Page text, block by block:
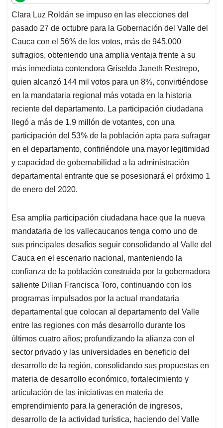
t
s
A
p
p
e
b
o
o
k
k
e
d
I
n
i
l
e
a
d
s
Clara Luz Roldán se impuso en las elecciones del
pasado 27 de octubre para la Gobernación del Valle del
Cauca con el 56% de los votos, más de 945.000
sufragios, obteniendo una amplia ventaja frente a su
más inmediata contendora Griselda Janeth Restrepo,
quien alcanzó 144 mil votos para un 8%, convirtiéndose
en la mandataria regional más votada en la historia
reciente del departamento. La participación ciudadana
llegó a más de 1.9 millón de votantes, con una
participación del 53% de la población apta para sufragar
en el departamento, confiriéndole una mayor legitimidad
y capacidad de gobernabilidad a la administración
departamental entrante que se posesionará el próximo 1
de enero del 2020.
Esa amplia participación ciudadana hace que la nueva
mandataria de los vallecaucanos tenga como uno de
sus principales desafíos seguir consolidando al Valle del
Cauca en el escenario nacional, manteniendo la
confianza de la población construida por la gobernadora
saliente Dilian Francisca Toro, continuando con los
programas impulsados por la actual mandataria
departamental que colocan al departamento del Valle
entre las regiones con más desarrollo durante los
últimos cuatro años; profundizando la alianza con el
sector privado y las universidades en beneficio del
desarrollo de la región, consolidando sus propuestas en
materia de desarrollo económico, fortalecimiento y
articulación de las iniciativas en materia de
emprendimiento para la generación de ingresos,
desarrollo de la actividad turística, haciendo del Valle